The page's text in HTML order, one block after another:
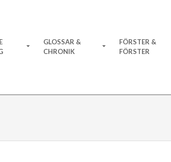
GLOSSAR &
CHRONIK
FÖRSTER &
FÖRSTER